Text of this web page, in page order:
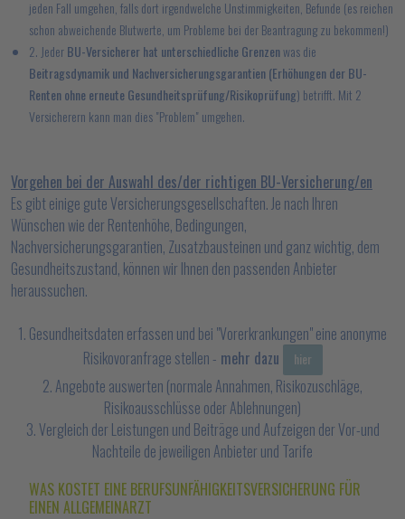
jeden Fall umgehen, falls dort irgendwelche Unstimmigkeiten, Befunde (es reichen
schon abweichende Blutwerte, um Probleme bei der Beantragung zu bekommen!)
2. JederBU-Versicherer hat unterschiedliche Grenzenwas die
Beitragsdynamik und Nachversicherungsgarantien (Erhöhungen der BU-
Renten ohne erneute Gesundheitsprüfung/Risikoprüfung) betrifft. Mit 2
Versicherern kann man dies "Problem" umgehen.
Vorgehen bei der Auswahl des/der richtigen BU-Versicherung/en
Es gibt einige gute Versicherungsgesellschaften. Je nach Ihren
Wünschen wie der Rentenhöhe, Bedingungen,
Nachversicherungsgarantien, Zusatzbausteinen und ganz wichtig, dem
Gesundheitszustand, können wir Ihnen den passenden Anbieter
heraussuchen.
1. Gesundheitsdaten erfassen und bei "Vorerkrankungen" eine anonyme
Risikovoranfrage stellen - mehr dazu hier
2. Angebote auswerten (normale Annahmen, Risikozuschläge,
Risikoausschlüsse oder Ablehnungen)
3. Vergleich der Leistungen und Beiträge und Aufzeigen der Vor-und
Nachteile de jeweiligen Anbieter und Tarife
WAS KOSTET EINE BERUFSUNFÄHIGKEITSVERSICHERUNG FÜR
EINEN ALLGEMEINARZT